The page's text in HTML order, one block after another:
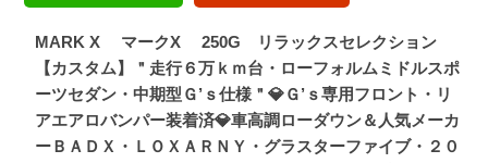
MARK X マークX 250G リラックスセレクション
【カスタム】＂走行６万ｋｍ台・ローフォルムミドルスポ
ーツセダン・中期型Ｇ’ｓ仕様＂💎Ｇ’ｓ専用フロント・リ
アエアロバンパー装着済💎車高調ローダウン＆人気メーカ
ーＢＡＤＸ・ＬＯＸＡＲＮＹ・グラスターファイブ・２０